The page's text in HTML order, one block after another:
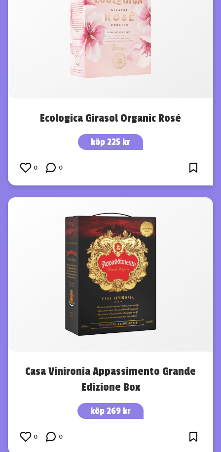
Ecologica Girasol Organic Rosé
köp 225 kr
0 0
Casa Vinironia Appassimento Grande
Edizione Box
köp 269 kr
0 0